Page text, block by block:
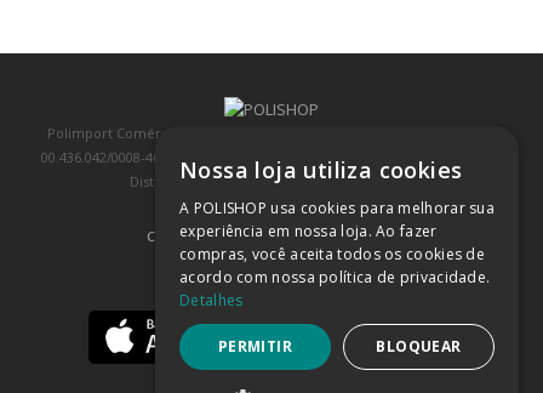
Polimport Comércio e Exportação LTDA, inscrita no CNPJ/MF sob o nº
00.436.042/0008-46, IE 407.458.707.103, com sede na Rua Kanebo, nº 175,
Distrito Industrial, Jundiaí/SP, CEP: 13213-090
COMPRA 100% SEGURA (SAIBA MAIS)
BAIXE NOSSO APP
Nossa loja utiliza cookies
A POLISHOP usa cookies para melhorar sua
experiência em nossa loja. Ao fazer
compras, você aceita todos os cookies de
acordo com nossa política de privacidade.
Detalhes
PERMITIR BLOQUEAR